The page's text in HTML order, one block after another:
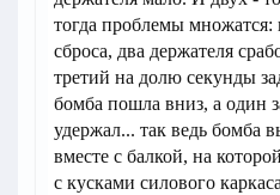
тогда проблемы
сброса, два держателя
третий на долю секунды
бомба пошла вниз, а один
удержал... так ведь бомба
вместе с балкой, на
с кусками силового